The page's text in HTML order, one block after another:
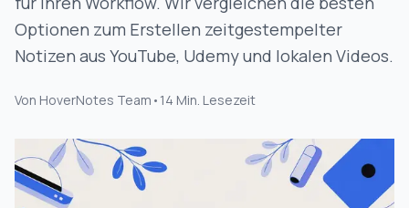
Blog
Optionen zum Erstellen zeitgestempelter
Notizen aus YouTube, Udemy und lokalen Videos.
Von HoverNotes Team • 14 Min. Lesezeit